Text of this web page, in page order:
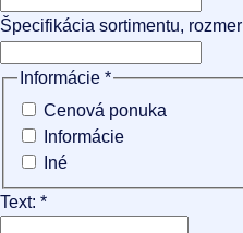
Špecifikácia sortimentu, rozmer
Informácie *
Cenová ponuka
Informácie
Iné
Text: *